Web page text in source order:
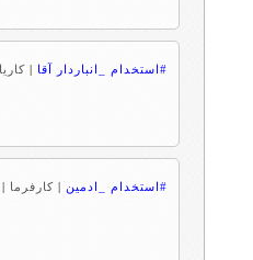
#استخدام _انباردار آقا |
#استخدام _ادمین | کارفرما |